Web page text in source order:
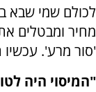
לכולם שמי שבא
מחיר ומבטלים
'סור מרע'.
"המיסוי היה